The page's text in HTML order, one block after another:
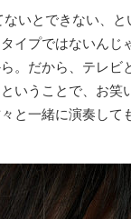
いとできない、
イプではないんじ
。だから、テレ
いうことで、お
と一緒に演奏し